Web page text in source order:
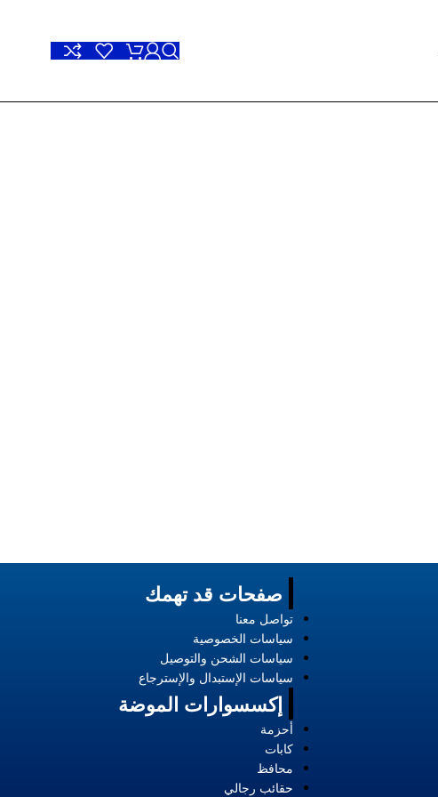
صفحات قد تهمك
تواصل معنا
سياسات الخصوصية
سياسات الشحن والتوصيل
سياسات الإستبدال والإسترجاع
إكسسوارات الموضة
أحزمة
كابات
محافظ
حقائب رجالي